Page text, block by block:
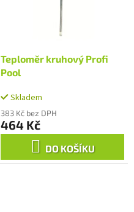
Teploměr kruhový Profi
Pool
Skladem
383 Kč bez DPH
464 Kč
DO KOŠÍKU